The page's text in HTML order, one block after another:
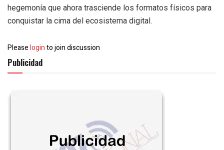
hegemonía que ahora trasciende los formatos físicos para
conquistar la cima del ecosistema digital.
Pleaseloginto join discussion
Publicidad